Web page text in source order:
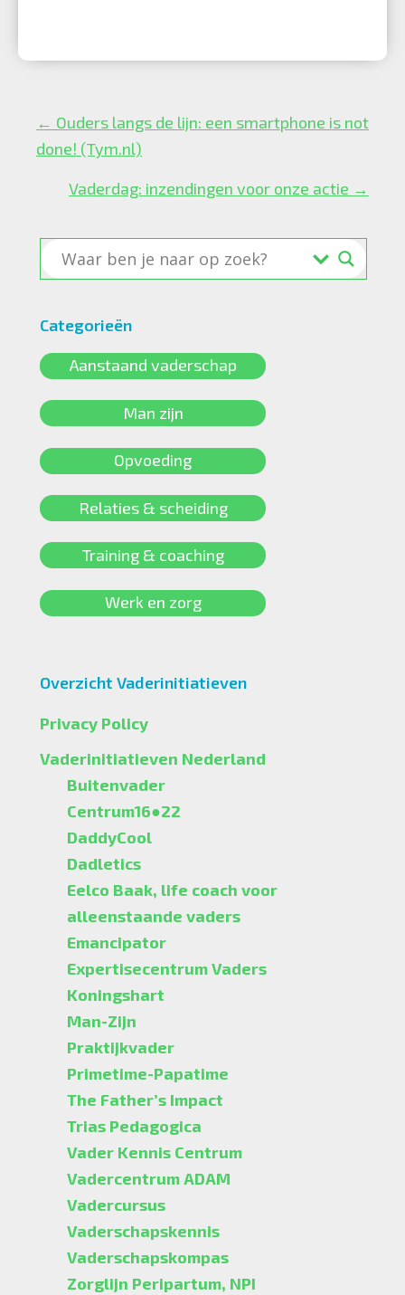
Posts
navigation
← Ouders langs de lijn: een smartphone is not
done! (Tym.nl)
Vaderdag: inzendingen voor onze actie →
Categorieën
Aanstaand vaderschap
Man zijn
Opvoeding
Relaties & scheiding
Training & coaching
Werk en zorg
Overzicht Vaderinitiatieven
Privacy Policy
Vaderinitiatieven Nederland
Buitenvader
Centrum16●22
DaddyCool
Dadletics
Eelco Baak, life coach voor
alleenstaande vaders
Emancipator
Expertisecentrum Vaders
Koningshart
Man-Zijn
Praktijkvader
Primetime-Papatime
The Father’s Impact
Trias Pedagogica
Vader Kennis Centrum
Vadercentrum ADAM
Vadercursus
Vaderschapskennis
Vaderschapskompas
Zorglijn Peripartum, NPI